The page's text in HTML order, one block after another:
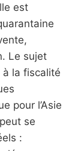
est
Le sujet
à la fiscalité
pour l’Asie
se
: